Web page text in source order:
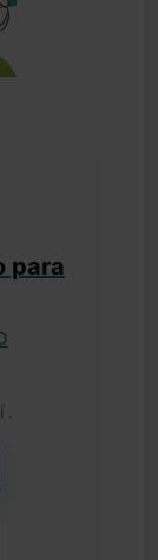
para
.